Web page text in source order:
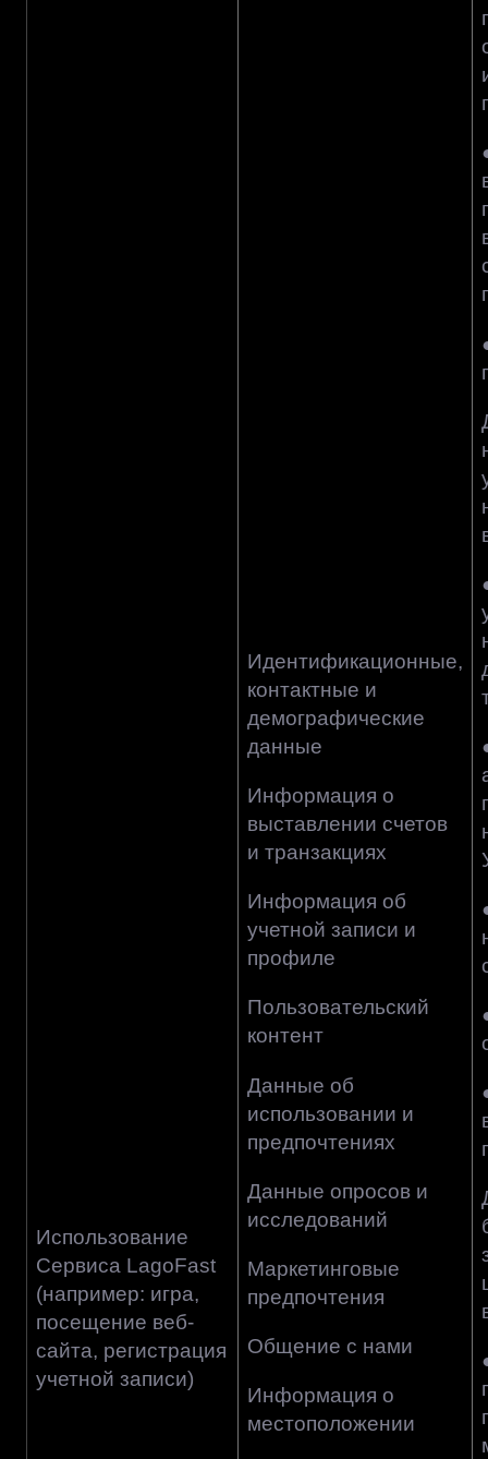
Использование
Сервиса LagoFast
(например: игра,
посещение веб-
сайта, регистрация
учетной записи)
Идентификационные,
контактные и
демографические
данные
Информация о
выставлении счетов
и транзакциях
Информация об
учетной записи и
профиле
Пользовательский
контент
Данные об
использовании и
предпочтениях
Данные опросов и
исследований
Маркетинговые
предпочтения
Общение с нами
Информация о
местоположении